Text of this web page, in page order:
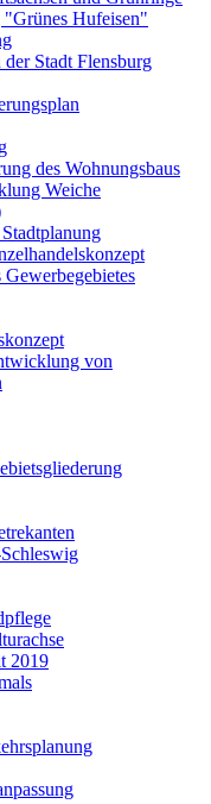
Hufeisen"
Stadt Flensburg
des Wohnungsbaus
Weiche
von
2019